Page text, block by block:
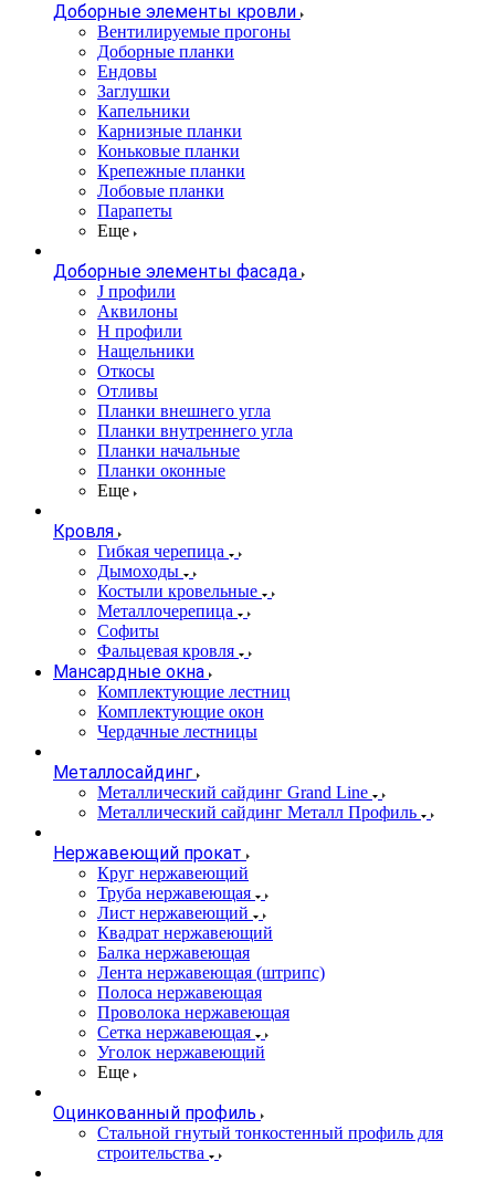
Доборные элементы кровли
Вентилируемые прогоны
Доборные планки
Ендовы
Заглушки
Капельники
Карнизные планки
Коньковые планки
Крепежные планки
Лобовые планки
Парапеты
Еще
Доборные элементы фасада
J профили
Аквилоны
Н профили
Нащельники
Откосы
Отливы
Планки внешнего угла
Планки внутреннего угла
Планки начальные
Планки оконные
Еще
Кровля
Гибкая черепица
Дымоходы
Костыли кровельные
Металлочерепица
Софиты
Фальцевая кровля
Мансардные окна
Комплектующие лестниц
Комплектующие окон
Чердачные лестницы
Металлосайдинг
Металлический сайдинг Grand Line
Металлический сайдинг Металл Профиль
Нержавеющий прокат
Круг нержавеющий
Труба нержавеющая
Лист нержавеющий
Квадрат нержавеющий
Балка нержавеющая
Лента нержавеющая (штрипс)
Полоса нержавеющая
Проволока нержавеющая
Сетка нержавеющая
Уголок нержавеющий
Еще
Оцинкованный профиль
Стальной гнутый тонкостенный профиль для
строительства